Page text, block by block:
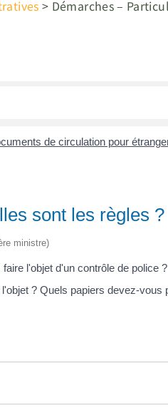
> Démarches –
de circulation pour
sont les règles ?
ministre)
l'objet d'un contrôle de police ?
? Quels papiers devez-